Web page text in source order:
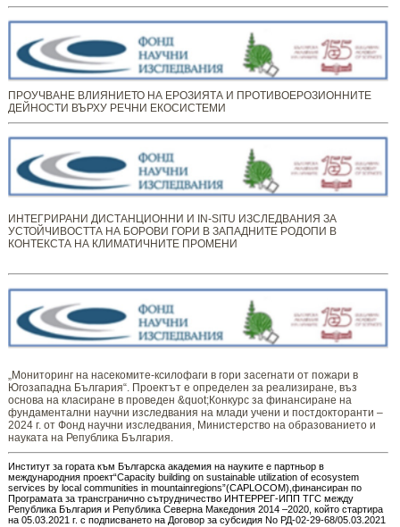
ПРОУЧВАНЕ ВЛИЯНИЕТО НА ЕРОЗИЯТА И ПРОТИВОЕРОЗИОННИТЕ
ДЕЙНОСТИ ВЪРХУ РЕЧНИ ЕКОСИСТЕМИ
ИНТЕГРИРАНИ ДИСТАНЦИОННИ И IN-SITU ИЗСЛЕДВАНИЯ ЗА
УСТОЙЧИВОСТТА НА БОРОВИ ГОРИ В ЗАПАДНИТЕ РОДОПИ В
КОНТЕКСТА НА КЛИМАТИЧНИТЕ ПРОМЕНИ
„Мониторинг ​​​на ​​насекомите-ксилофаги в гори засегнати от пожари в
Югозападна България“. Проектът е определен за реализиране, въз
основа на класиране в проведен &quot;Конкурс за финансиране на
фундаментални научни изследвания на млади учени и постдокторанти –
2024 г. от Фонд научни изследвания, Министерство на образованието и
науката на Република България.
Институт за гората към Българска академия на науките е партньор в
международния проект“Capacity building on sustainable utilization of ecosystem
services by local communities in mountainregions”(CAPLOCOM),финансиран по
Програмата за трансгранично сътрудничество ИНТЕРРЕГ-ИПП ТГС между
Република България и Република Северна Македония 2014 –2020, който стартира
на 05.03.2021 г. с подписването на Договор за субсидия No РД-02-29-68/05.03.2021